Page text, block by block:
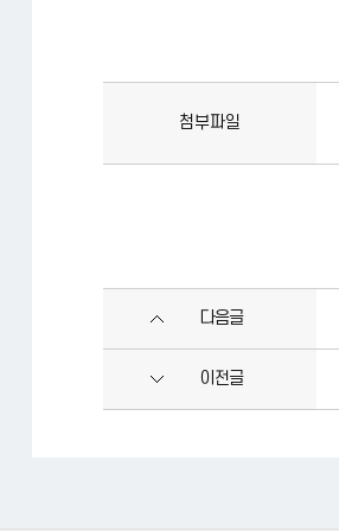
첨부파일
다음글
이전글